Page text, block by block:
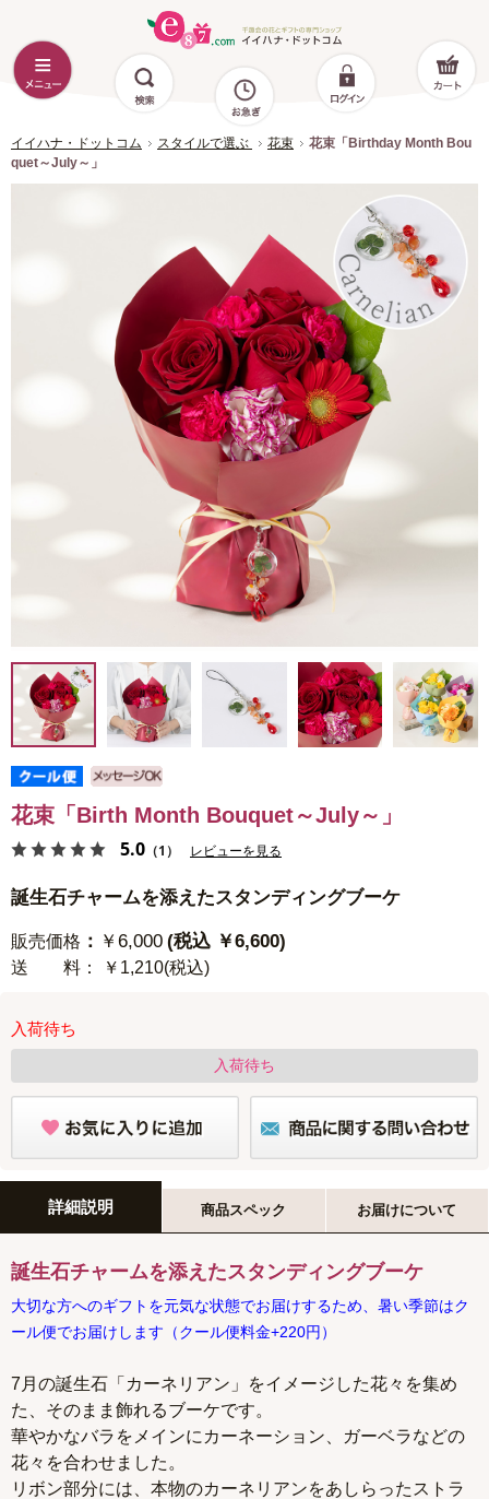
イイハナ・ドットコム スタイルで選ぶ 花束
花束「Birthday Month Bou
quet～July～」
花束「Birth Month Bouquet～July～」
5.0 （1） レビューを見る
誕生石チャームを添えたスタンディングブーケ
販売価格 ： ￥6,000 (税込 ￥6,600)
送 料 ： ￥1,210(税込)
入荷待ち
入荷待ち
詳細説明 商品スペック お届けについて
誕生石チャームを添えたスタンディングブーケ
大切な方へのギフトを元気な状態でお届けするため、暑い季節はク
ール便でお届けします（クール便料金+220円）
7月の誕生石「カーネリアン」をイメージした花々を集め
た、そのまま飾れるブーケです。
華やかなバラをメインにカーネーション、ガーベラなどの
花々を合わせました。
リボン部分には、本物のカーネリアンをあしらったストラ